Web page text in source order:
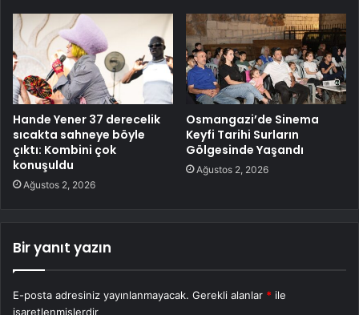
Hande Yener 37 derecelik
sıcakta sahneye böyle
çıktı: Kombini çok
konuşuldu
Ağustos 2, 2026
Osmangazi’de Sinema
Keyfi Tarihi Surların
Gölgesinde Yaşandı
Ağustos 2, 2026
Bir yanıt yazın
E-posta adresiniz yayınlanmayacak. Gerekli alanlar * ile
işaretlenmişlerdir